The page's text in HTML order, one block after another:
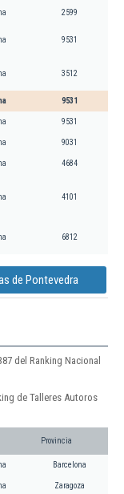
2599
9531
3512
9531
9531
9031
4684
4101
6812
de Pontevedra
del Ranking Nacional
de Talleres Autoros
Provincia
Barcelona
Zaragoza